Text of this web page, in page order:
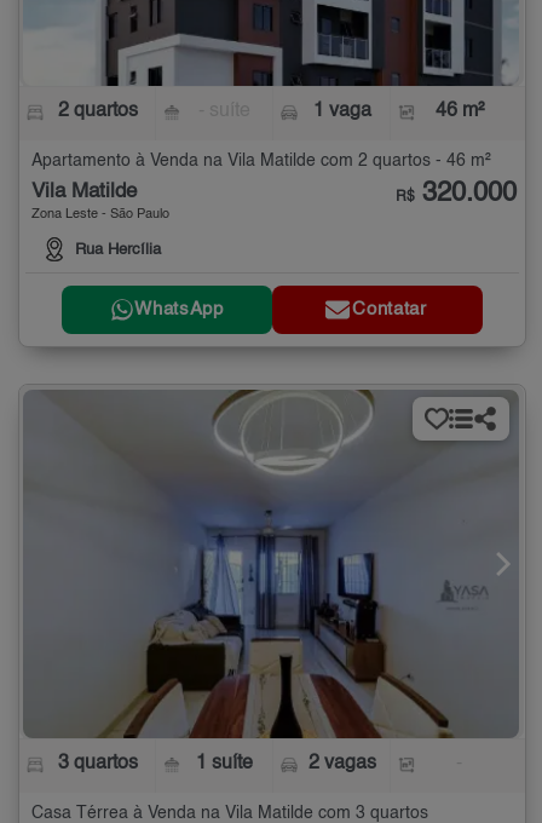
2 quartos 1 vaga 46 m²
Apartamento à Venda na Vila Matilde com 2 quartos - 46 m²
Vila Matilde
Zona Leste - São Paulo
Rua Hercília
R$ 320.000
WhatsApp Contatar
3 quartos 1 suíte 2 vagas
Casa Térrea à Venda na Vila Matilde com 3 quartos